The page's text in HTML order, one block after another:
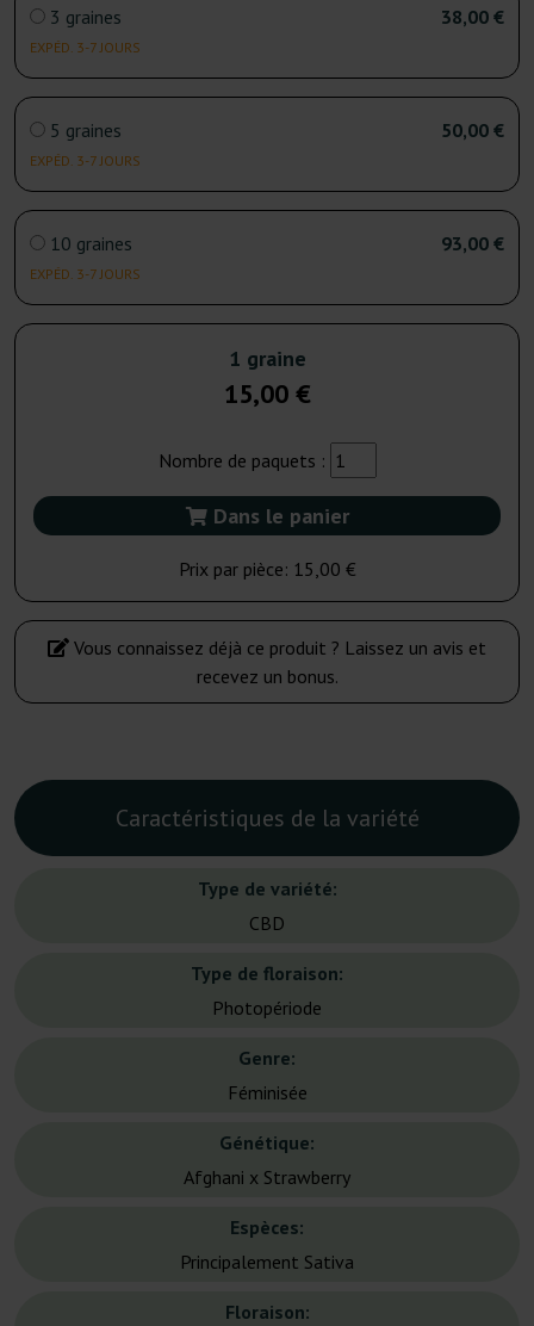
3 graines
EXPÉD. 3-7 JOURS
38,00 €
5 graines
EXPÉD. 3-7 JOURS
50,00 €
10 graines
EXPÉD. 3-7 JOURS
93,00 €
1 graine
15,00 €
Nombre de paquets :
Dans le panier
Prix par pièce: 15,00 €
Vous connaissez déjà ce produit ? Laissez un avis et
recevez un bonus.
Caractéristiques de la variété
Type de variété:
CBD
Type de floraison:
Photopériode
Genre:
Féminisée
Génétique:
Afghani x Strawberry
Espèces:
Principalement Sativa
Floraison: